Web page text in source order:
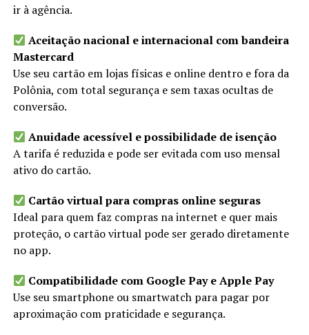
ir à agência.
Aceitação nacional e internacional com bandeira
Mastercard
Use seu cartão em lojas físicas e online dentro e fora da
Polônia, com total segurança e sem taxas ocultas de
conversão.
Anuidade acessível e possibilidade de isenção
A tarifa é reduzida e pode ser evitada com uso mensal
ativo do cartão.
Cartão virtual para compras online seguras
Ideal para quem faz compras na internet e quer mais
proteção, o cartão virtual pode ser gerado diretamente
no app.
Compatibilidade com Google Pay e Apple Pay
Use seu smartphone ou smartwatch para pagar por
aproximação com praticidade e segurança.